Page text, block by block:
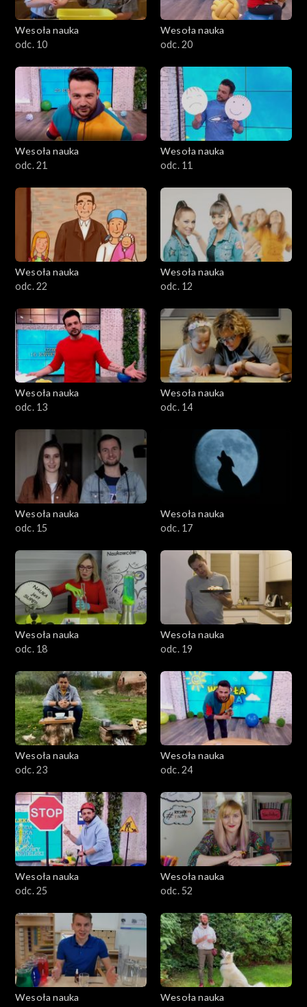
Wesoła nauka
odc. 10
Wesoła nauka
odc. 20
Wesoła nauka
odc. 21
Wesoła nauka
odc. 11
Wesoła nauka
odc. 22
Wesoła nauka
odc. 12
Wesoła nauka
odc. 13
Wesoła nauka
odc. 14
Wesoła nauka
odc. 15
Wesoła nauka
odc. 17
Wesoła nauka
odc. 18
Wesoła nauka
odc. 19
Wesoła nauka
odc. 23
Wesoła nauka
odc. 24
Wesoła nauka
odc. 25
Wesoła nauka
odc. 52
Wesoła nauka
Wesoła nauka